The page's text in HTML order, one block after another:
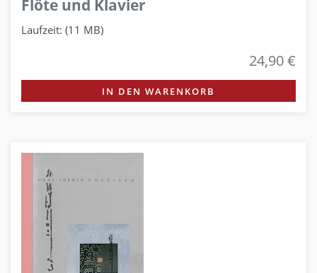
Flöte und Klavier
Laufzeit: (11 MB)
24,90 €
IN DEN WARENKORB